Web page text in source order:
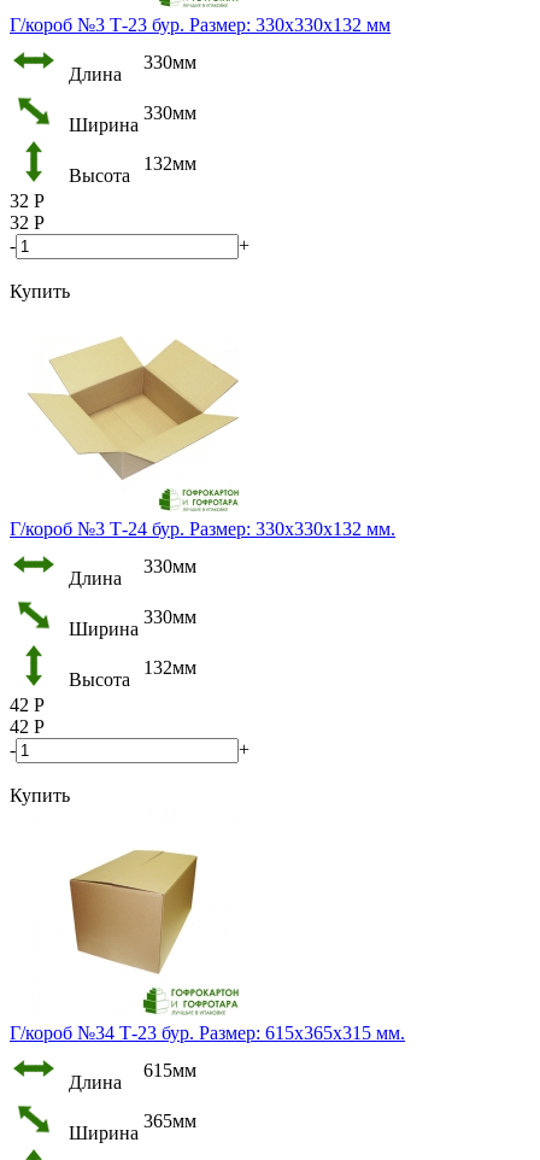
Г/короб №3 Т-23 бур. Размер: 330х330х132 мм
Длина
330мм
Ширина
330мм
Высота
132мм
32 Р
32 Р
-
+
Купить
Г/короб №3 Т-24 бур. Размер: 330х330х132 мм.
Длина
330мм
Ширина
330мм
Высота
132мм
42 Р
42 Р
-
+
Купить
Г/короб №34 Т-23 бур. Размер: 615х365х315 мм.
Длина
615мм
Ширина
365мм